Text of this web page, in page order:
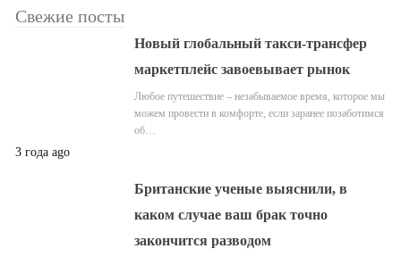
Свежие посты
Новый глобальный такси-трансфер
маркетплейс завоевывает рынок
Любое путешествие – незабываемое время, которое мы
можем провести в комфорте, если заранее позаботимся
об…
3 года ago
Британские ученые выяснили, в
каком случае ваш брак точно
закончится разводом